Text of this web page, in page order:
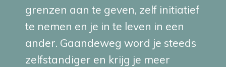
grenzen aan te geven, zelf initiatief
te nemen en je in te leven in een
ander. Gaandeweg word je steeds
zelfstandiger en krijg je meer